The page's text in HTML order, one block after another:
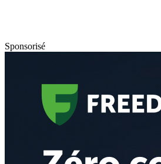
Sponsorisé